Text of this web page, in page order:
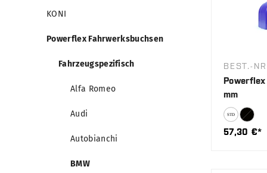
KONI
Powerflex Fahrwerksbuchsen
Fahrzeugspezifisch
Alfa Romeo
Audi
Autobianchi
BMW
BEST.-
mm
57,30 €*